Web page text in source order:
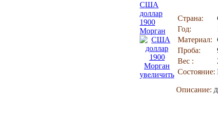
США
доллар
1900
Морган
увеличить
Страна:
Год:
Материал:
Проба:
Вес :
Состояние:
Описание: